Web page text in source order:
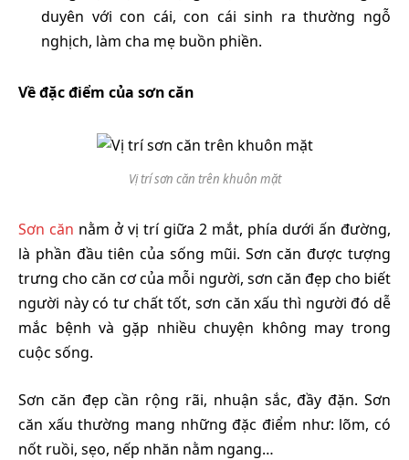
duyên với con cái, con cái sinh ra thường ngỗ
nghịch, làm cha mẹ buồn phiền.
Về đặc điểm của sơn căn
Vị trí sơn căn trên khuôn mặt
Sơn căn nằm ở vị trí giữa 2 mắt, phía dưới ấn đường,
là phần đầu tiên của sống mũi. Sơn căn được tượng
trưng cho căn cơ của mỗi người, sơn căn đẹp cho biết
người này có tư chất tốt, sơn căn xấu thì người đó dễ
mắc bệnh và gặp nhiều chuyện không may trong
cuộc sống.
Sơn căn đẹp cần rộng rãi, nhuận sắc, đầy đặn. Sơn
căn xấu thường mang những đặc điểm như: lõm, có
nốt ruồi, sẹo, nếp nhăn nằm ngang…